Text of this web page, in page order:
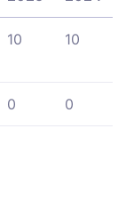
10 10
0 0